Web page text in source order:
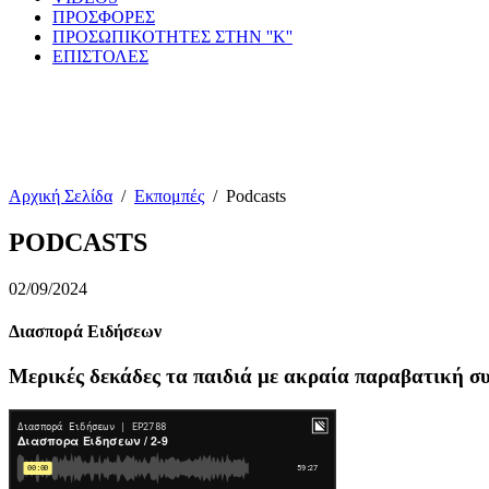
ΠΡΟΣΦΟΡΕΣ
ΠΡΟΣΩΠΙΚΟΤΗΤΕΣ ΣΤΗΝ ''Κ''
ΕΠΙΣΤΟΛΕΣ
Αρχική Σελίδα / Εκπομπές / Podcasts
PODCASTS
02/09/2024
Διασπορά Ειδήσεων
Μερικές δεκάδες τα παιδιά με ακραία παραβατική